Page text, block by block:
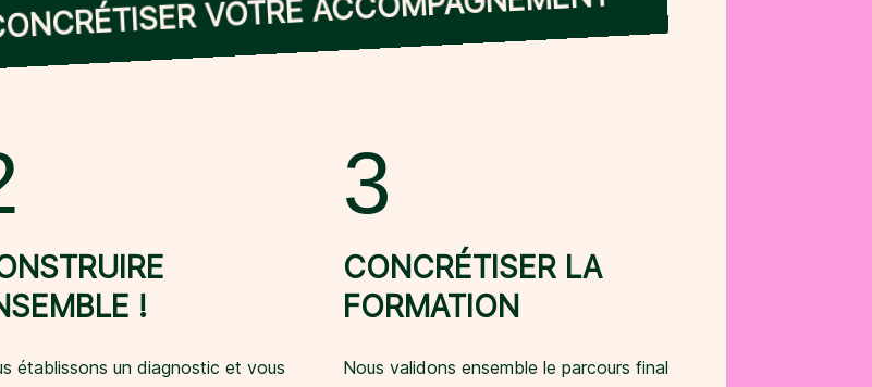
VOTRE ACCOMPAGNEMENT
!
établissons un diagnostic et vous
3
CONCRÉTISER LA
FORMATION
Nous validons ensemble le parcours final